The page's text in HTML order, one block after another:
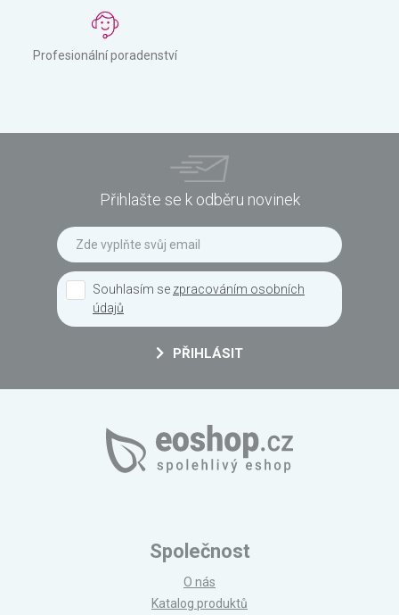
Profesionální poradenství
Přihlašte se k odběru novinek
Souhlasím se zpracováním osobních
údajů
PŘIHLÁSIT
Společnost
O nás
Katalog produktů